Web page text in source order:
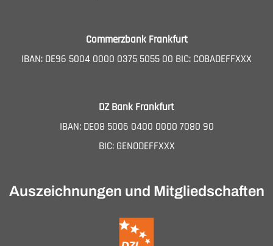
Commerzbank Frankfurt
IBAN: DE96 5004 0000 0375 5055 00 BIC: COBADEFFXXX
DZ Bank Frankfurt
IBAN: DE08 5006 0400 0000 7080 90
BIC: GENODEFFXXX
Auszeichnungen und Mitgliedschaften